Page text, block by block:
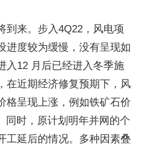
到来。步入4Q22，风电项
进度较为缓慢，没有呈现如
入12 月后已经进入冬季施
在近期经济修复预期下，风
格呈现上涨，例如铁矿石价
同时，原计划明年并网的个
工延后的情况。多种因素叠